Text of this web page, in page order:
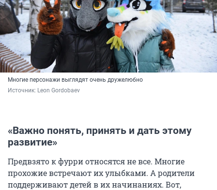
Многие персонажи выглядят очень дружелюбно
Источник: Leon Gordobaev
«Важно понять, принять и дать этому
развитие»
Предвзято к фурри относятся не все. Многие
прохожие встречают их улыбками. А родители
поддерживают детей в их начинаниях. Вот,